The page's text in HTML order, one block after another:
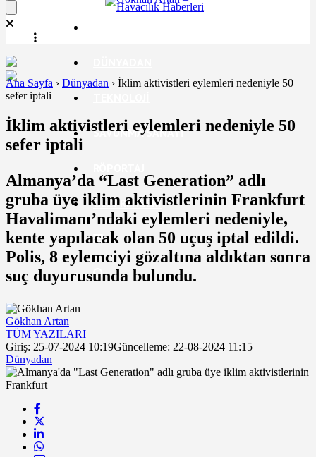
SAVUNMA SANAYI
GEZI REHBERI
Ana Sayfa › Dünyadan › İklim aktivistleri eylemleri nedeniyle 50
sefer iptali
İklim aktivistleri eylemleri nedeniyle 50
sefer iptali
Almanya’da “Last Generation” adlı
gruba üye iklim aktivistlerinin Frankfurt
Havalimanı’ndaki eylemleri nedeniyle,
kente yapılacak olan 50 uçuş iptal edildi.
Polis, 8 eylemciyi gözaltına aldıktan sonra
suç duyurusunda bulundu.
Gökhan Artan
TÜM YAZILARI
Giriş: 25-07-2024 10:19Güncelleme: 22-08-2024 11:15
Dünyadan